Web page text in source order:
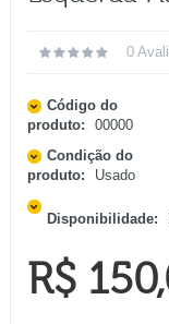
0
Código do
produto:
00000
Condição do
produto:
Usado
Disponibilidade:
R$